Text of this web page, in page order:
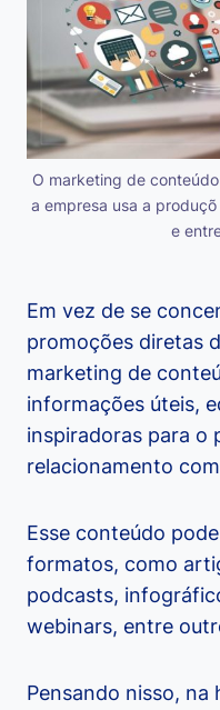
O marketing de
a empresa usa a
e
Em vez de se
promoções diretas
marketing de
informações úteis,
inspiradoras para o
relacionamento
Esse conteúdo
formatos, como
podcasts,
webinars, entre
Pensando nisso,